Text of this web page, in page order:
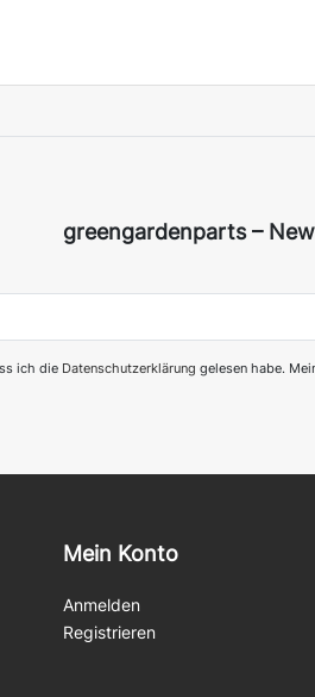
greengardenparts –
ich die Daten­schutz­erklärung gelesen habe.
Mein Konto
Anmelden
Registrieren